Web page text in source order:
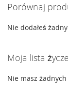
Porównaj
Nie dodałeś
Moja lista
Nie masz